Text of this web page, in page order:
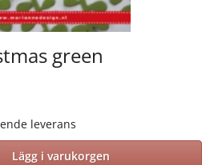
green
leverans
Lägg i varukorgen